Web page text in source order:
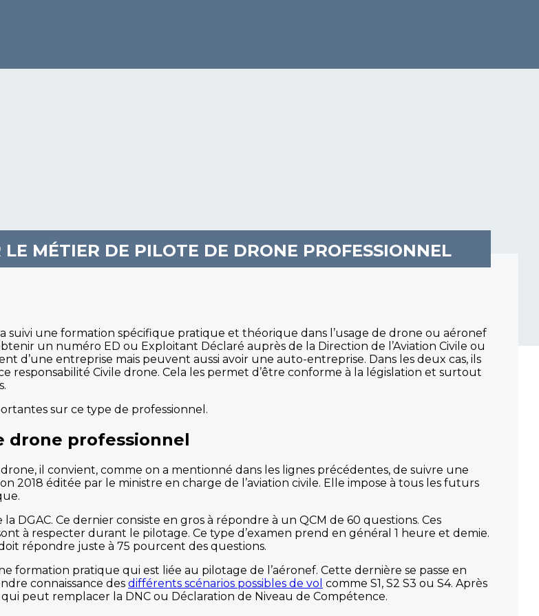
MÉTIER DE PILOTE DE DRONE PROFESSIONNEL
une formation spécifique pratique et théorique dans l’usage de drone ou aéronef
un numéro ED ou Exploitant Déclaré auprès de la Direction de l’Aviation Civile ou
d’une entreprise mais peuvent aussi avoir une auto-entreprise. Dans les deux cas, ils
responsabilité Civile drone. Cela les permet d’être conforme à la législation et surtout
sur ce type de professionnel.
drone professionnel
il convient, comme on a mentionné dans les lignes précédentes, de suivre une
2018 éditée par le ministre en charge de l’aviation civile. Elle impose à tous les futurs
Ce dernier consiste en gros à répondre à un QCM de 60 questions. Ces
à respecter durant le pilotage. Ce type d’examen prend en général 1 heure et demie.
répondre juste à 75 pourcent des questions.
formation pratique qui est liée au pilotage de l’aéronef. Cette dernière se passe en
connaissance des différents scénarios possibles de vol comme S1, S2 S3 ou S4. Après
peut remplacer la DNC ou Déclaration de Niveau de Compétence.